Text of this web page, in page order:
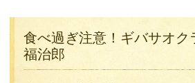
食べ過ぎ注意！ギバサオク
福治郎